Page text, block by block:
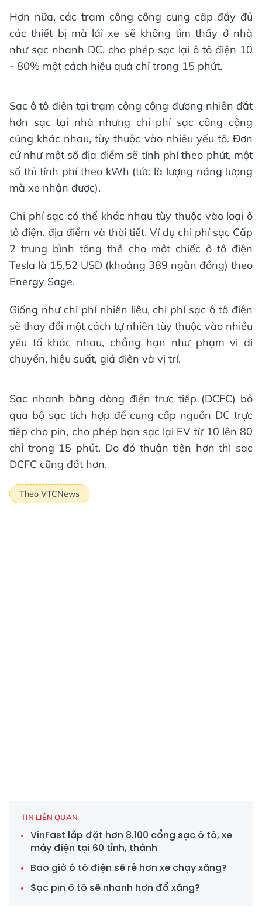
Hơn nữa, các trạm công cộng cung cấp đầy đủ
các thiết bị mà lái xe sẽ không tìm thấy ở nhà
như sạc nhanh DC, cho phép sạc lại ô tô điện 10
- 80% một cách hiệu quả chỉ trong 15 phút.
Sạc ô tô điện tại trạm công cộng đương nhiên đắt
hơn sạc tại nhà nhưng chi phí sạc công cộng
cũng khác nhau, tùy thuộc vào nhiều yếu tố. Đơn
cử như một số địa điểm sẽ tính phí theo phút, một
số thì tính phí theo kWh (tức là lượng năng lượng
mà xe nhận được).
Chi phí sạc có thể khác nhau tùy thuộc vào loại ô
tô điện, địa điểm và thời tiết. Ví dụ chi phí sạc Cấp
2 trung bình tổng thể cho một chiếc ô tô điện
Tesla là 15,52 USD (khoảng 389 ngàn đồng) theo
Energy Sage.
Giống như chi phí nhiên liệu, chi phí sạc ô tô điện
sẽ thay đổi một cách tự nhiên tùy thuộc vào nhiều
yếu tố khác nhau, chẳng hạn như phạm vi di
chuyển, hiệu suất, giá điện và vị trí.
Sạc nhanh bằng dòng điện trực tiếp (DCFC) bỏ
qua bộ sạc tích hợp để cung cấp nguồn DC trực
tiếp cho pin, cho phép bạn sạc lại EV từ 10 lên 80
chỉ trong 15 phút. Do đó thuận tiện hơn thì sạc
DCFC cũng đắt hơn.
Theo VTCNews
TIN LIÊN QUAN
VinFast lắp đặt hơn 8.100 cổng sạc ô tô, xe
máy điện tại 60 tỉnh, thành
Bao giờ ô tô điện sẽ rẻ hơn xe chạy xăng?
Sạc pin ô tô sẽ nhanh hơn đổ xăng?